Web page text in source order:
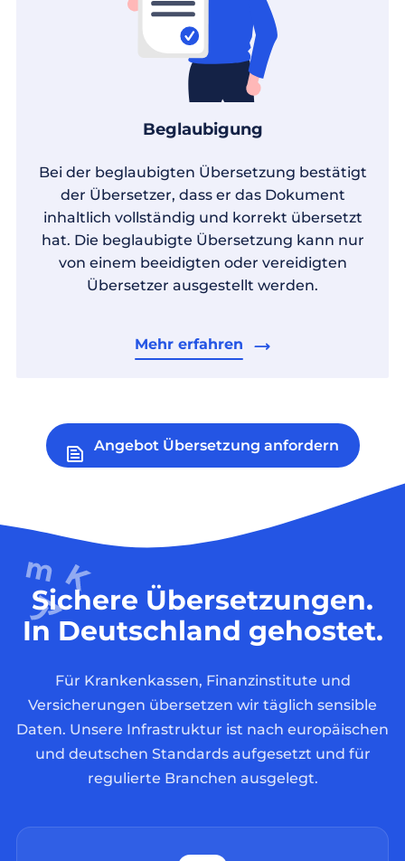
Beglaubigung
Bei der beglaubigten Übersetzung bestätigt
der Übersetzer, dass er das Dokument
inhaltlich vollständig und korrekt übersetzt
hat. Die beglaubigte Übersetzung kann nur
von einem beeidigten oder vereidigten
Übersetzer ausgestellt werden.
Mehr erfahren
Angebot Übersetzung anfordern
Sichere Übersetzungen.
In Deutschland gehostet.
Für Krankenkassen, Finanzinstitute und
Versicherungen übersetzen wir täglich sensible
Daten. Unsere Infrastruktur ist nach europäischen
und deutschen Standards aufgesetzt und für
regulierte Branchen ausgelegt.